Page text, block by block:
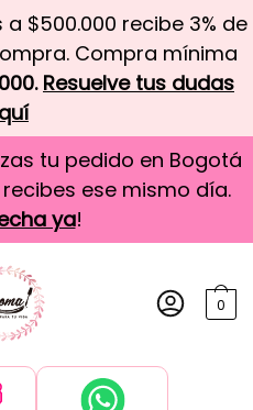
$500.000 recibe 3% de
Compra mínima
Resuelve tus dudas
tu pedido en Bogotá
ese mismo día.
ya!
0